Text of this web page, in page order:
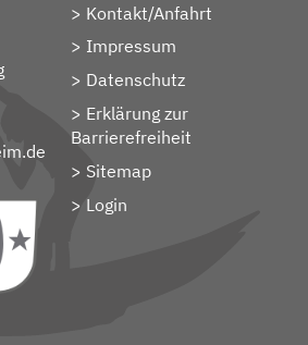
Kontakt/Anfahrt
Impressum
Datenschutz
Erklärung zur
Barrierefreiheit
Sitemap
> Login